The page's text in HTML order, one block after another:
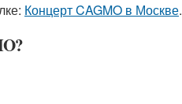
Концерт CAGMO в Москве.